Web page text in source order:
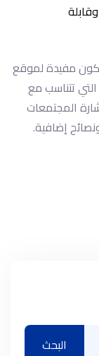
مفيدة لموقع
تتناسب مع
المجتمعات
إضافية.
البحث